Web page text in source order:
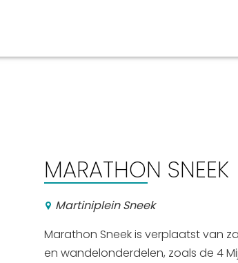
Jouw Sneek
De Friese
MARATHON SNEEK
Martiniplein Sneek
Marathon Sneek is verplaatst van
en wandelonderdelen, zoals de 4